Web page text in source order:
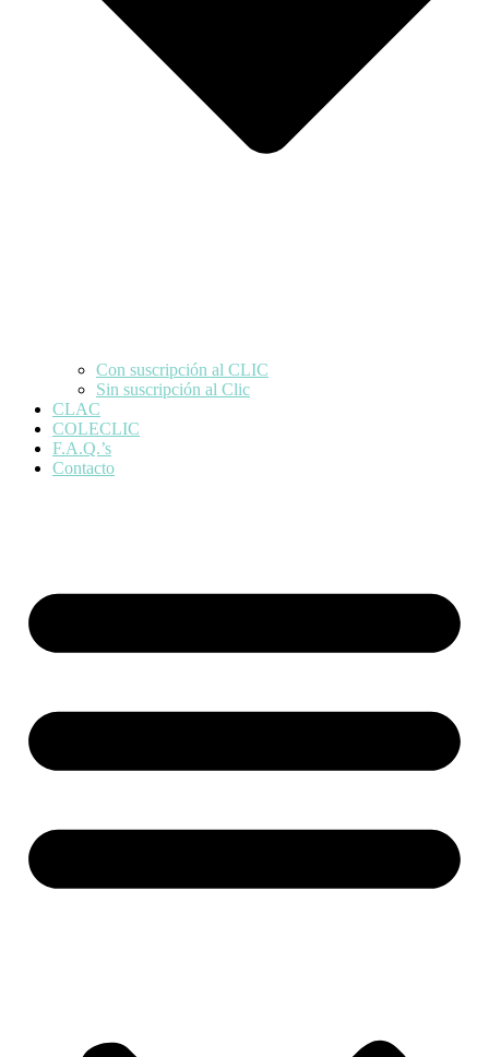
Con suscripción al CLIC
Sin suscripción al Clic
CLAC
COLECLIC
F.A.Q.’s
Contacto